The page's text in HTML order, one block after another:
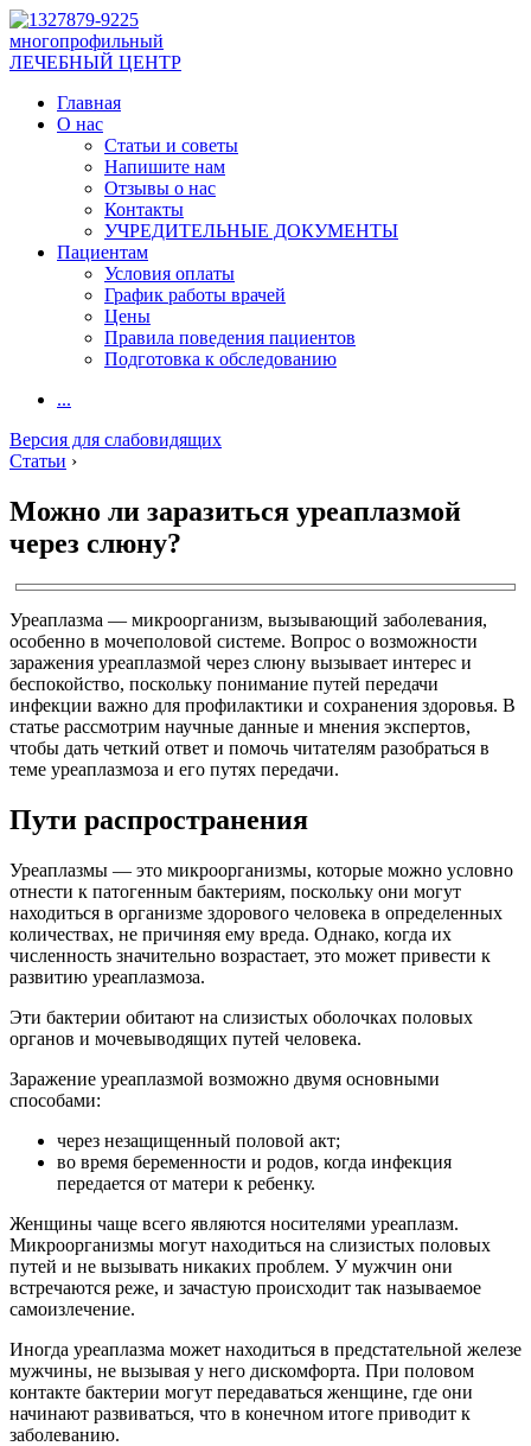
многопрофильный
ЛЕЧЕБНЫЙ ЦЕНТР
Главная
О нас
Статьи и советы
Напишите нам
Отзывы о нас
Контакты
УЧРЕДИТЕЛЬНЫЕ ДОКУМЕНТЫ
Пациентам
Условия оплаты
График работы врачей
Цены
Правила поведения пациентов
Подготовка к обследованию
...
Версия для слабовидящих
Статьи ›
Можно ли заразиться уреаплазмой
через слюну?
Уреаплазма — микроорганизм, вызывающий заболевания,
особенно в мочеполовой системе. Вопрос о возможности
заражения уреаплазмой через слюну вызывает интерес и
беспокойство, поскольку понимание путей передачи
инфекции важно для профилактики и сохранения здоровья. В
статье рассмотрим научные данные и мнения экспертов,
чтобы дать четкий ответ и помочь читателям разобраться в
теме уреаплазмоза и его путях передачи.
Пути распространения
Уреаплазмы — это микроорганизмы, которые можно условно
отнести к патогенным бактериям, поскольку они могут
находиться в организме здорового человека в определенных
количествах, не причиняя ему вреда. Однако, когда их
численность значительно возрастает, это может привести к
развитию уреаплазмоза.
Эти бактерии обитают на слизистых оболочках половых
органов и мочевыводящих путей человека.
Заражение уреаплазмой возможно двумя основными
способами:
через незащищенный половой акт;
во время беременности и родов, когда инфекция
передается от матери к ребенку.
Женщины чаще всего являются носителями уреаплазм.
Микроорганизмы могут находиться на слизистых половых
путей и не вызывать никаких проблем. У мужчин они
встречаются реже, и зачастую происходит так называемое
самоизлечение.
Иногда уреаплазма может находиться в предстательной железе
мужчины, не вызывая у него дискомфорта. При половом
контакте бактерии могут передаваться женщине, где они
начинают развиваться, что в конечном итоге приводит к
заболеванию.